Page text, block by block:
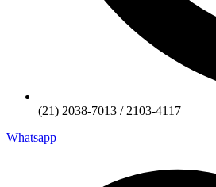
(21) 2038-7013 / 2103-4117
Whatsapp